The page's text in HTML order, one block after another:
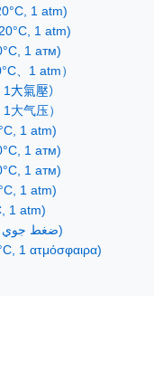
1 atm)
1 atm)
1 атм)
、1 atm）
大氣壓）
大气压）
1 atm)
1 атм)
1 атм)
1 atm)
1 atm)
قدم/ثانية » ماخ (20°C، 1 ضغط جوي)
1 ατμόσφαιρα)